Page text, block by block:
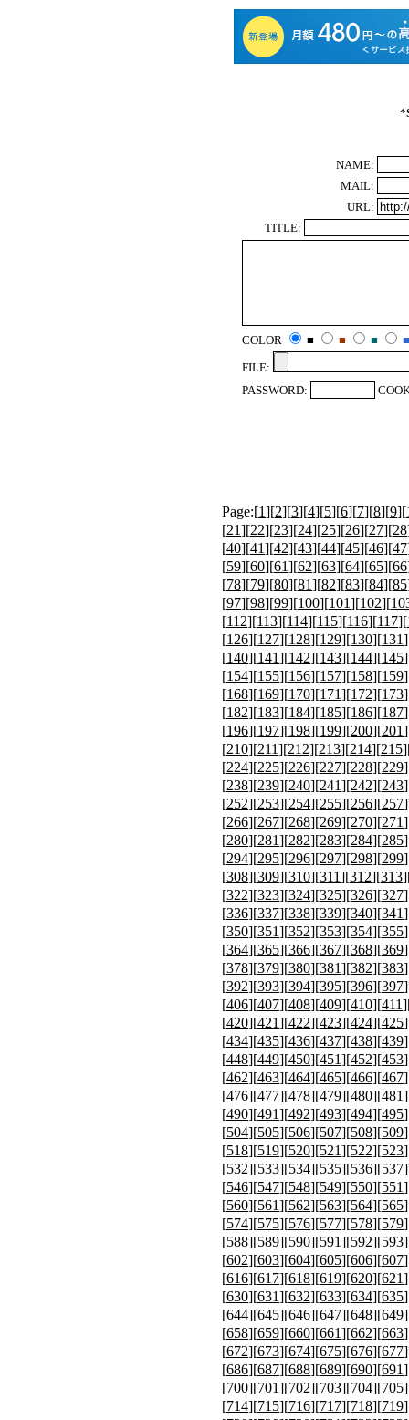
*
NAME:
MAIL:
URL:
TITLE:
COLOR ■ ■ ■
■
FILE:
PASSWORD:
Page:[1][2][3][4][5][6][7][8][9][
[21][22][23][24][25][26][27][28
[40][41][42][43][44][45][46][47
[59][60][61][62][63][64][65][66
[78][79][80][81][82][83][84][85
[97][98][99][100][101][102][
[112][113][114][115][116][117][
[126][127][128][129][130][131
[140][141][142][143][144][145
[154][155][156][157][158][159
[168][169][170][171][172][173
[182][183][184][185][186][187
[196][197][198][199][200][201
[210][211][212][213][214][215
[224][225][226][227][228][229
[238][239][240][241][242][243
[252][253][254][255][256][257
[266][267][268][269][270][271
[280][281][282][283][284][285
[294][295][296][297][298][299
[308][309][310][311][312][313
[322][323][324][325][326][327
[336][337][338][339][340][341
[350][351][352][353][354][355
[364][365][366][367][368][369
[378][379][380][381][382][383
[392][393][394][395][396][397
[406][407][408][409][410][411
[420][421][422][423][424][425
[434][435][436][437][438][439
[448][449][450][451][452][453
[462][463][464][465][466][467
[476][477][478][479][480][481
[490][491][492][493][494][495
[504][505][506][507][508][509
[518][519][520][521][522][523
[532][533][534][535][536][537
[546][547][548][549][550][551
[560][561][562][563][564][565
[574][575][576][577][578][579
[588][589][590][591][592][593
[602][603][604][605][606][607
[616][617][618][619][620][621
[630][631][632][633][634][635
[644][645][646][647][648][649
[658][659][660][661][662][663
[672][673][674][675][676][677
[686][687][688][689][690][691
[700][701][702][703][704][705
[714][715][716][717][718][719